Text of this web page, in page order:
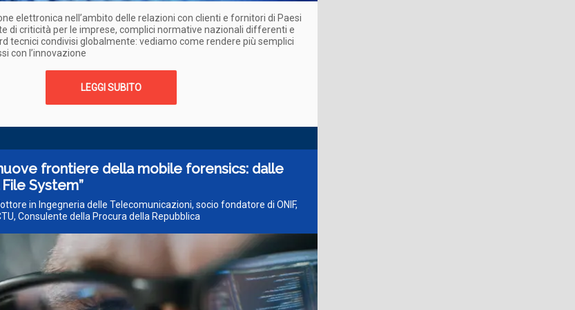
elettronica nell’ambito delle relazioni con clienti e fornitori di Paesi
di criticità per le imprese, complici normative nazionali differenti e
tecnici condivisi globalmente: vediamo come rendere più semplici
con l’innovazione
LEGGI SUBITO
frontiere della mobile forensics: dalle
System”
in Ingegneria delle Telecomunicazioni, socio fondatore di ONIF,
Consulente della Procura della Repubblica